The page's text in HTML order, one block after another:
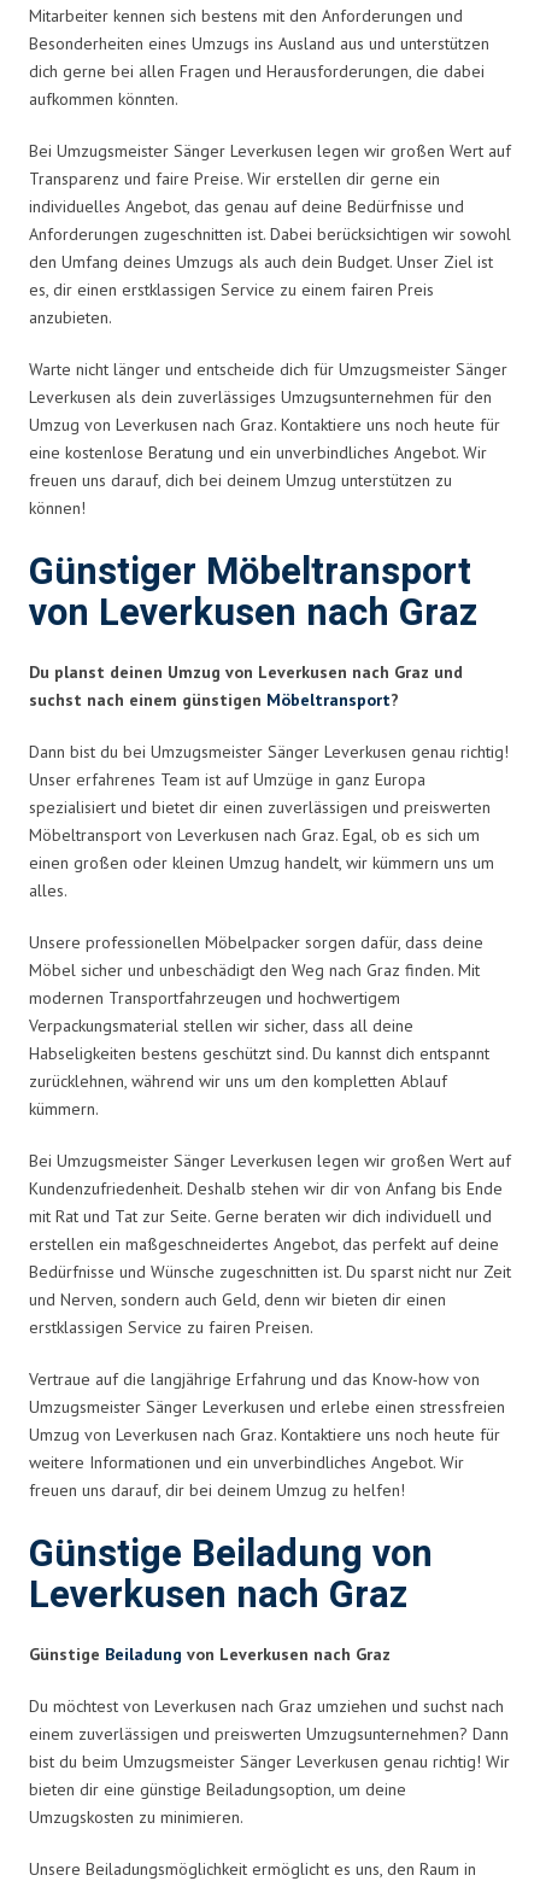
Mitarbeiter kennen sich bestens mit den Anforderungen und
Besonderheiten eines Umzugs ins Ausland aus und unterstützen
dich gerne bei allen Fragen und Herausforderungen, die dabei
aufkommen könnten.
Bei Umzugsmeister Sänger Leverkusen legen wir großen Wert auf
Transparenz und faire Preise. Wir erstellen dir gerne ein
individuelles Angebot, das genau auf deine Bedürfnisse und
Anforderungen zugeschnitten ist. Dabei berücksichtigen wir sowohl
den Umfang deines Umzugs als auch dein Budget. Unser Ziel ist
es, dir einen erstklassigen Service zu einem fairen Preis
anzubieten.
Warte nicht länger und entscheide dich für Umzugsmeister Sänger
Leverkusen als dein zuverlässiges Umzugsunternehmen für den
Umzug von Leverkusen nach Graz. Kontaktiere uns noch heute für
eine kostenlose Beratung und ein unverbindliches Angebot. Wir
freuen uns darauf, dich bei deinem Umzug unterstützen zu
können!
Günstiger Möbeltransport
von Leverkusen nach Graz
Du planst deinen Umzug von Leverkusen nach Graz und
suchst nach einem günstigen Möbeltransport?
Dann bist du bei Umzugsmeister Sänger Leverkusen genau richtig!
Unser erfahrenes Team ist auf Umzüge in ganz Europa
spezialisiert und bietet dir einen zuverlässigen und preiswerten
Möbeltransport von Leverkusen nach Graz. Egal, ob es sich um
einen großen oder kleinen Umzug handelt, wir kümmern uns um
alles.
Unsere professionellen Möbelpacker sorgen dafür, dass deine
Möbel sicher und unbeschädigt den Weg nach Graz finden. Mit
modernen Transportfahrzeugen und hochwertigem
Verpackungsmaterial stellen wir sicher, dass all deine
Habseligkeiten bestens geschützt sind. Du kannst dich entspannt
zurücklehnen, während wir uns um den kompletten Ablauf
kümmern.
Bei Umzugsmeister Sänger Leverkusen legen wir großen Wert auf
Kundenzufriedenheit. Deshalb stehen wir dir von Anfang bis Ende
mit Rat und Tat zur Seite. Gerne beraten wir dich individuell und
erstellen ein maßgeschneidertes Angebot, das perfekt auf deine
Bedürfnisse und Wünsche zugeschnitten ist. Du sparst nicht nur Zeit
und Nerven, sondern auch Geld, denn wir bieten dir einen
erstklassigen Service zu fairen Preisen.
Vertraue auf die langjährige Erfahrung und das Know-how von
Umzugsmeister Sänger Leverkusen und erlebe einen stressfreien
Umzug von Leverkusen nach Graz. Kontaktiere uns noch heute für
weitere Informationen und ein unverbindliches Angebot. Wir
freuen uns darauf, dir bei deinem Umzug zu helfen!
Günstige Beiladung von
Leverkusen nach Graz
Günstige Beiladung von Leverkusen nach Graz
Du möchtest von Leverkusen nach Graz umziehen und suchst nach
einem zuverlässigen und preiswerten Umzugsunternehmen? Dann
bist du beim Umzugsmeister Sänger Leverkusen genau richtig! Wir
bieten dir eine günstige Beiladungsoption, um deine
Umzugskosten zu minimieren.
Unsere Beiladungsmöglichkeit ermöglicht es uns, den Raum in